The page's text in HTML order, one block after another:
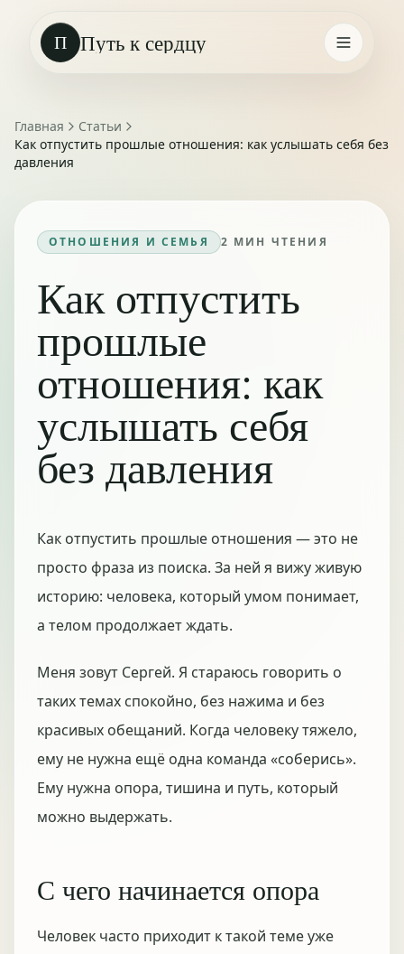
П Путь к сердцу
Главная
Статьи
Как отпустить прошлые отношения: как услышать себя без
давления
ОТНОШЕНИЯ И СЕМЬЯ 2 МИН ЧТЕНИЯ
Как отпустить
прошлые
отношения: как
услышать себя
без давления
Как отпустить прошлые отношения — это не
просто фраза из поиска. За ней я вижу живую
историю: человека, который умом понимает,
а телом продолжает ждать.
Меня зовут Сергей. Я стараюсь говорить о
таких темах спокойно, без нажима и без
красивых обещаний. Когда человеку тяжело,
ему не нужна ещё одна команда «соберись».
Ему нужна опора, тишина и путь, который
можно выдержать.
С чего начинается опора
Человек часто приходит к такой теме уже